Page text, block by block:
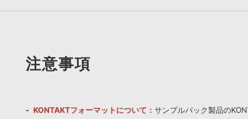
注意事項
KONTAKTフォーマットについて： サンプルパック製品の